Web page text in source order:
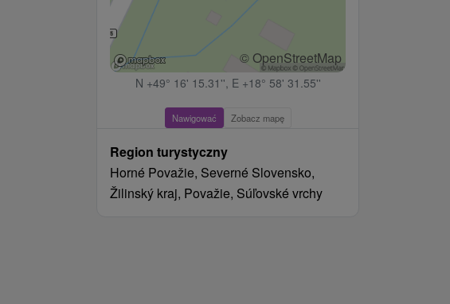
© OpenStreetMap
N +49° 16' 15.31'', E +18° 58' 31.55''
Nawigować Zobacz mapę
Region turystyczny
Horné Považie, Severné Slovensko,
Žilinský kraj, Považie, Súľovské vrchy